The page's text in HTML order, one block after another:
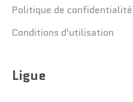
Politique de confidentialité
Conditions d'utilisation
Ligue